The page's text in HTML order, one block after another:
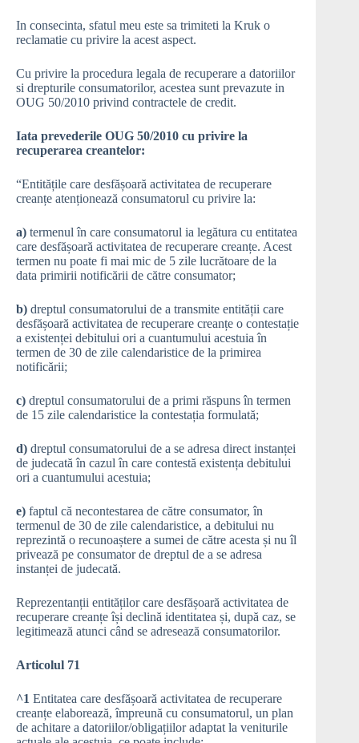
In consecinta, sfatul meu este sa trimiteti la Kruk o
reclamatie cu privire la acest aspect.
Cu privire la procedura legala de recuperare a datoriilor
si drepturile consumatorilor, acestea sunt prevazute in
OUG 50/2010 privind contractele de credit.
Iata prevederile OUG 50/2010 cu privire la
recuperarea creantelor:
“Entitățile care desfășoară activitatea de recuperare
creanțe atenționează consumatorul cu privire la:
a) termenul în care consumatorul ia legătura cu entitatea
care desfășoară activitatea de recuperare creanțe. Acest
termen nu poate fi mai mic de 5 zile lucrătoare de la
data primirii notificării de către consumator;
b) dreptul consumatorului de a transmite entității care
desfășoară activitatea de recuperare creanțe o contestație
a existenței debitului ori a cuantumului acestuia în
termen de 30 de zile calendaristice de la primirea
notificării;
c) dreptul consumatorului de a primi răspuns în termen
de 15 zile calendaristice la contestația formulată;
d) dreptul consumatorului de a se adresa direct instanței
de judecată în cazul în care contestă existența debitului
ori a cuantumului acestuia;
e) faptul că necontestarea de către consumator, în
termenul de 30 de zile calendaristice, a debitului nu
reprezintă o recunoaștere a sumei de către acesta și nu îl
privează pe consumator de dreptul de a se adresa
instanței de judecată.
Reprezentanții entităților care desfășoară activitatea de
recuperare creanțe își declină identitatea și, după caz, se
legitimează atunci când se adresează consumatorilor.
Articolul 71
^1 Entitatea care desfășoară activitatea de recuperare
creanțe elaborează, împreună cu consumatorul, un plan
de achitare a datoriilor/obligațiilor adaptat la veniturile